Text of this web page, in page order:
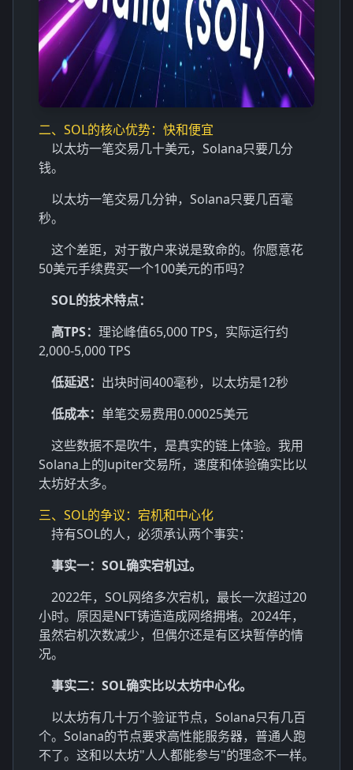
二、SOL的核心优势：快和便宜
以太坊一笔交易几十美元，Solana只要几分
钱。
以太坊一笔交易几分钟，Solana只要几百毫
秒。
这个差距，对于散户来说是致命的。你愿意花
50美元手续费买一个100美元的币吗？
SOL的技术特点：
高TPS： 理论峰值65,000 TPS，实际运行约
2,000-5,000 TPS
低延迟： 出块时间400毫秒，以太坊是12秒
低成本： 单笔交易费用0.00025美元
这些数据不是吹牛，是真实的链上体验。我用
Solana上的Jupiter交易所，速度和体验确实比以
太坊好太多。
三、SOL的争议：宕机和中心化
持有SOL的人，必须承认两个事实：
事实一：SOL确实宕机过。
2022年，SOL网络多次宕机，最长一次超过20
小时。原因是NFT铸造造成网络拥堵。2024年，
虽然宕机次数减少，但偶尔还是有区块暂停的情
况。
事实二：SOL确实比以太坊中心化。
以太坊有几十万个验证节点，Solana只有几百
个。Solana的节点要求高性能服务器，普通人跑
不了。这和以太坊"人人都能参与"的理念不一样。